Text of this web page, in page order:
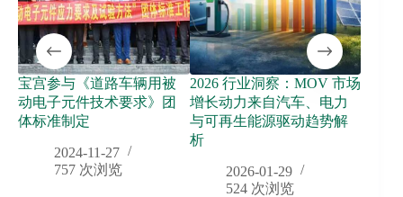
宝宫参与《道路车辆用被
动电子元件技术要求》团
体标准制定
2024-11-27
757 次浏览
2026 行业洞察：MOV 市场
增长动力来自汽车、电力
与可再生能源驱动趋势解
析
2026-01-29
524 次浏览